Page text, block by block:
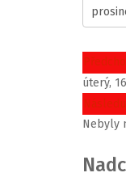
úterý,
Nebyly